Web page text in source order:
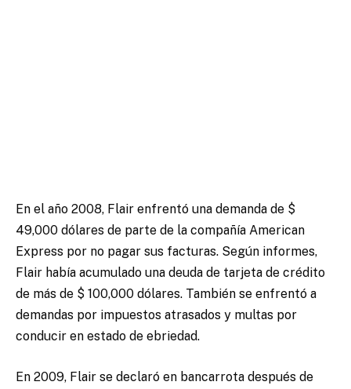
En el año 2008, Flair enfrentó una demanda de $
49,000 dólares de parte de la compañía American
Express por no pagar sus facturas. Según informes,
Flair había acumulado una deuda de tarjeta de crédito
de más de $ 100,000 dólares. También se enfrentó a
demandas por impuestos atrasados y multas por
conducir en estado de ebriedad.
En 2009, Flair se declaró en bancarrota después de